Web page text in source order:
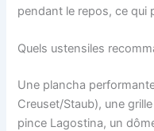
pendant le repos, ce qui
Quels ustensiles
Une plancha
Creuset/Staub), une
pince Lagostina, un